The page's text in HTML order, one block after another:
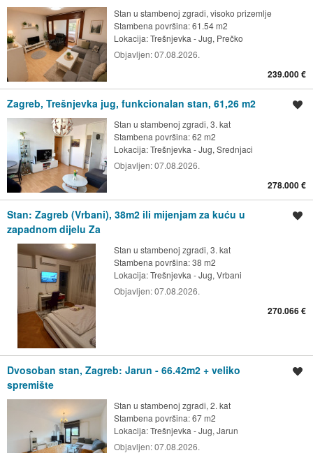
Stan u stambenoj zgradi, visoko prizemlje
Stambena površina: 61.54 m2
Lokacija:Trešnjevka - Jug, Prečko
Objavljen:07.08.2026.
239.000 €
Zagreb, Trešnjevka jug, funkcionalan stan, 61,26 m2
Stan u stambenoj zgradi, 3. kat
Stambena površina: 62 m2
Lokacija:Trešnjevka - Jug, Srednjaci
Objavljen:07.08.2026.
278.000 €
Stan: Zagreb (Vrbani), 38m2 ili mijenjam za kuću u
zapadnom dijelu Za
Stan u stambenoj zgradi, 3. kat
Stambena površina: 38 m2
Lokacija:Trešnjevka - Jug, Vrbani
Objavljen:07.08.2026.
270.066 €
Dvosoban stan, Zagreb: Jarun - 66.42m2 + veliko
spremište
Stan u stambenoj zgradi, 2. kat
Stambena površina: 67 m2
Lokacija:Trešnjevka - Jug, Jarun
Objavljen:07.08.2026.